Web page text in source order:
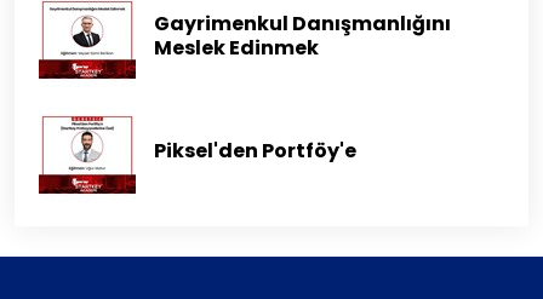
Gayrimenkul Danışmanlığını
Meslek Edinmek
Piksel'den Portföy'e